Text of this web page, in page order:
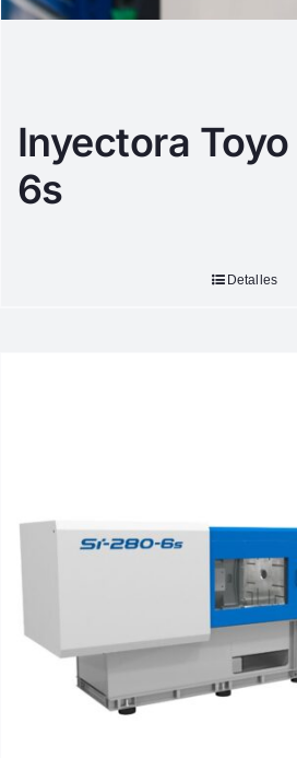
Inyectora
6s
Detalles